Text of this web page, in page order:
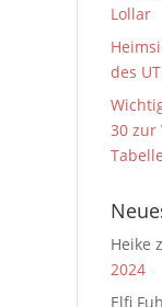
Lollar
des
30 zur
Heike
2024
Elfi